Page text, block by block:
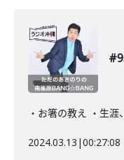
・お箸の教え ・生
2024.03.13 |00:27:08